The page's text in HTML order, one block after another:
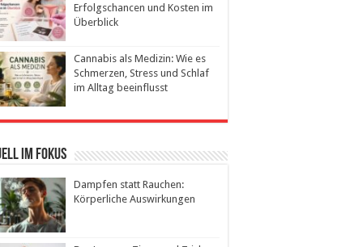
Erfolgschancen und Kosten im
Überblick
Cannabis als Medizin: Wie es
Schmerzen, Stress und Schlaf
im Alltag beeinflusst
im Fokus
Dampfen statt Rauchen:
Körperliche Auswirkungen